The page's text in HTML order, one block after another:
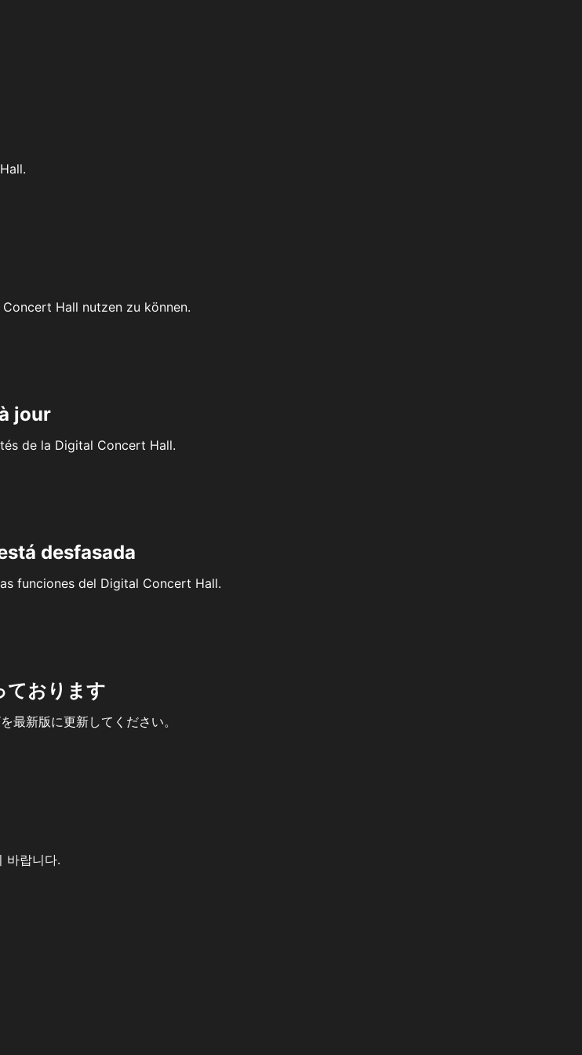
Hall nutzen zu können.
jour
de la Digital Concert Hall.
desfasada
funciones del Digital Concert Hall.
ております
最新版に更新してください。
바랍니다.